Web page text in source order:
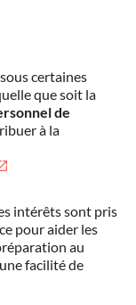
certaines
que soit la
de
à la
intérêts sont pris
pour aider les
au
facilité de